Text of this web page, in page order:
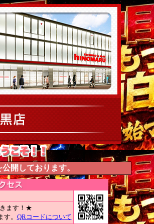
開しております。
ます！★
。 QRコードについて